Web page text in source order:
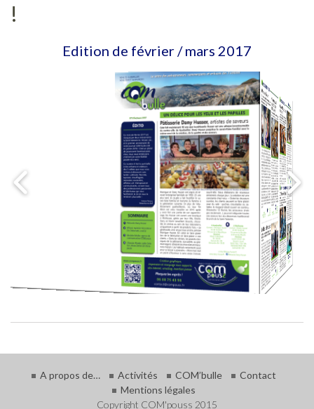
!
Edition de février / mars 2017
A propos de… Activités COM’bulle
Contact
Mentions légales
Copyright COM'pouss 2015